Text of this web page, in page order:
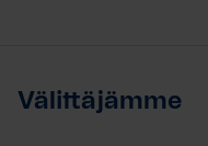
Välittäjämme